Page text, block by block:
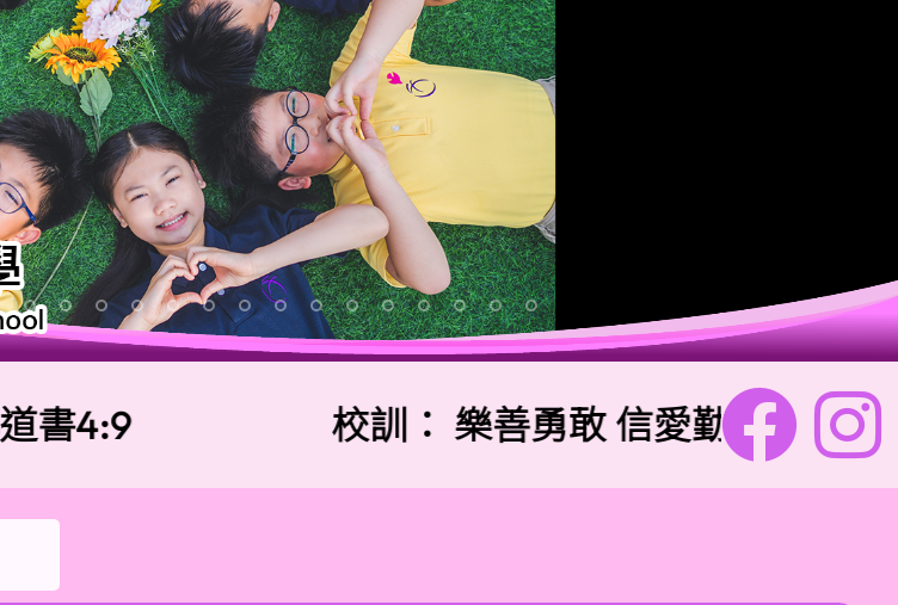
4:9 校訓： 樂善勇敢 信愛勤誠